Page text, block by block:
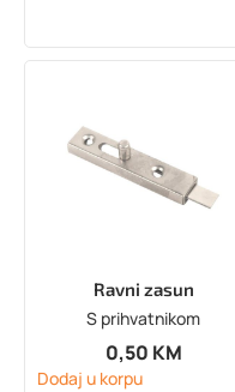
Ravni zasun
S prihvatnikom
0,50 KM
Dodaj u korpu